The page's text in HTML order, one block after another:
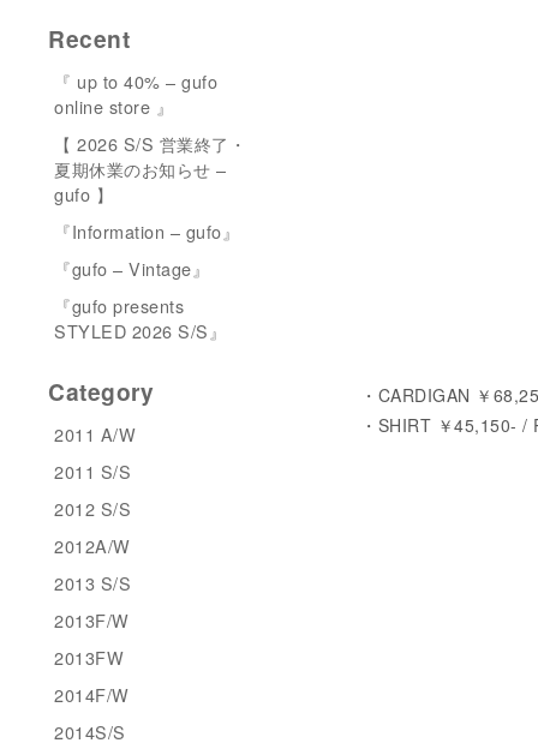
・CARDIGAN ￥
・SHIRT ￥45,150- /
Recent
『 up to 40% – gufo
online store 』
【 2026 S/S 営業終了・
夏期休業のお知らせ –
gufo 】
『Information – gufo』
『gufo – Vintage』
『gufo presents
STYLED 2026 S/S』
Category
2011 A/W
2011 S/S
2012 S/S
2012A/W
2013 S/S
2013F/W
2013FW
2014F/W
2014S/S